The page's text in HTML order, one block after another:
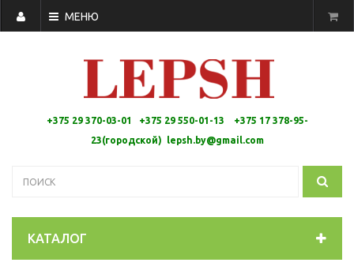
МЕНЮ
+375 29 370-03-01 +375 29 550-01-13 +375 17 378-95-
23(городской)
lepsh.by@gmail.com
КАТАЛОГ